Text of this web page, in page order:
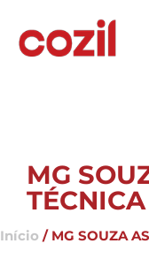
MG
TÉCNICA
Início / MG SOUZA